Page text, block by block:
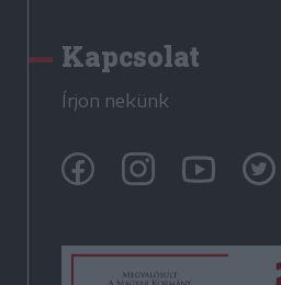
Kapcsolat
Írjon nekünk